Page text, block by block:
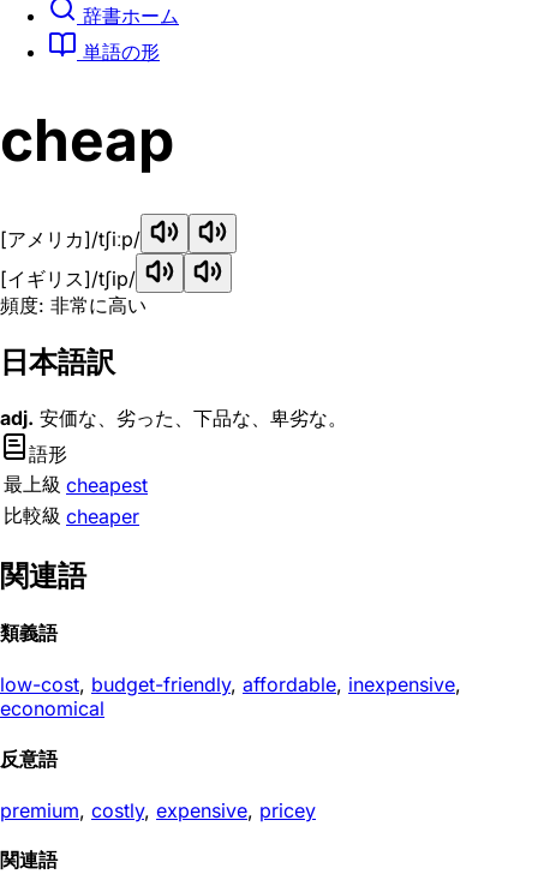
辞書ホーム
単語の形
cheap
[アメリカ]/tʃiːp/
[イギリス]/tʃip/
頻度: 非常に高い
日本語訳
adj. 安価な、劣った、下品な、卑劣な。
語形
最上級 cheapest
比較級 cheaper
関連語
類義語
low-cost, budget-friendly, affordable, inexpensive,
economical
反意語
premium, costly, expensive, pricey
関連語